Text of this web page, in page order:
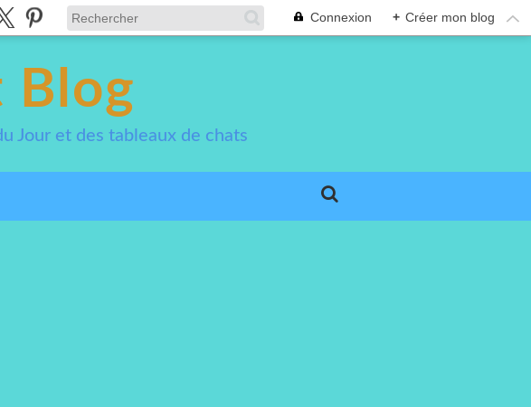
Connexion + Créer mon blog
Blog
Jour et des tableaux de chats